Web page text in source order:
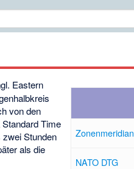
Zonenmeridian
NATO DTG
Eastern
von den
Time
Stunden
als die